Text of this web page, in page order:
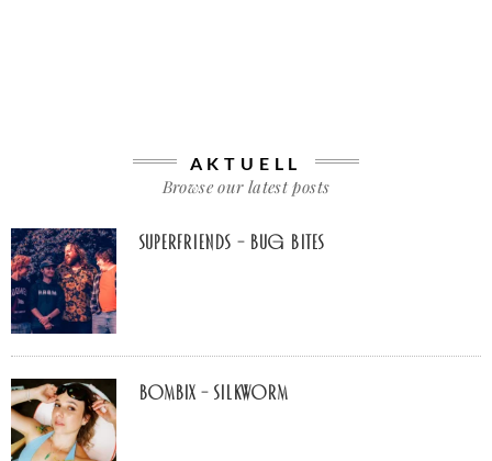
AKTUELL
Browse our latest posts
Superfriends – Bug Bites
Bombix – Silkworm